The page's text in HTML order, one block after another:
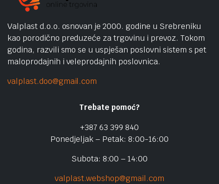
Valplast d.o.o. osnovan je 2000. godine u Srebreniku
kao porodično preduzeće za trgovinu i prevoz. Tokom
godina, razvili smo se u uspješan poslovni sistem s pet
maloprodajnih i veleprodajnih poslovnica.
valplast.doo@gmail.com
Trebate pomoć?
+387 63 399 840
Ponedjeljak – Petak: 8:00-16:00
Subota: 8:00 – 14:00
valplast.webshop@gmail.com